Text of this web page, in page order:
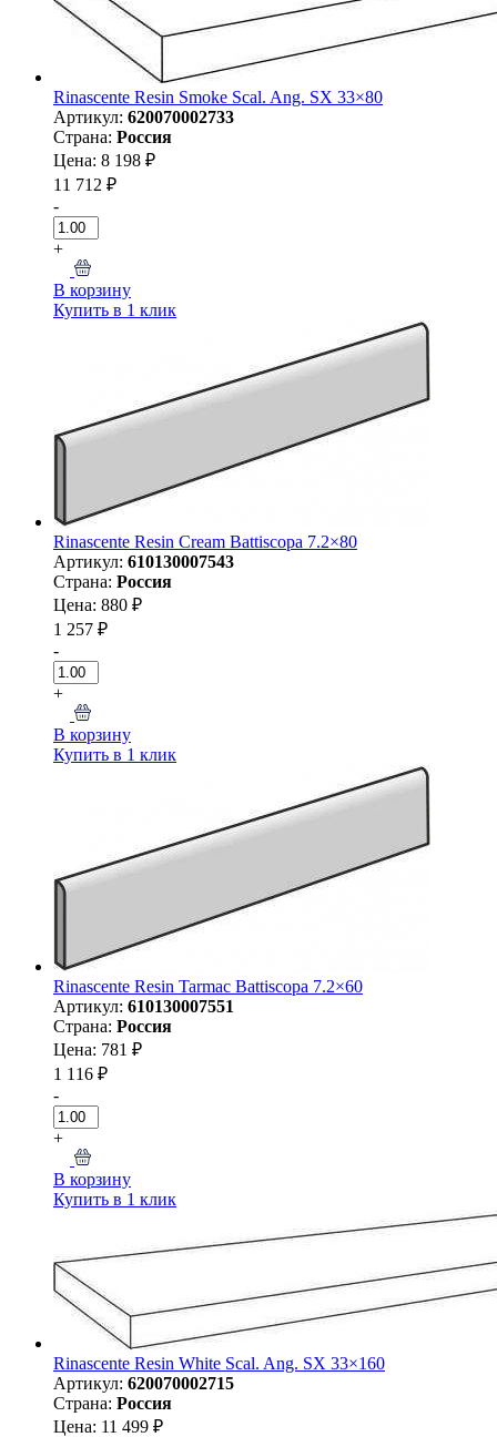
Rinascente Resin Smoke Scal. Ang. SX 33×80
Артикул: 620070002733
Страна: Россия
Цена: 8 198 ₽
11 712 ₽
-
+
В корзину
Купить в 1 клик
Rinascente Resin Cream Battiscopa 7.2×80
Артикул: 610130007543
Страна: Россия
Цена: 880 ₽
1 257 ₽
-
+
В корзину
Купить в 1 клик
Rinascente Resin Tarmac Battiscopa 7.2×60
Артикул: 610130007551
Страна: Россия
Цена: 781 ₽
1 116 ₽
-
+
В корзину
Купить в 1 клик
Rinascente Resin White Scal. Ang. SX 33×160
Артикул: 620070002715
Страна: Россия
Цена: 11 499 ₽